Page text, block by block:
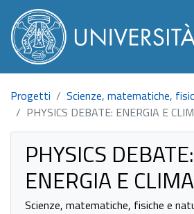
Progetti
Scienze, matematiche,
PHYSICS DEBATE: ENERGIA E
PHYSICS DEBATE:
ENERGIA E CLIMA
Scienze, matematiche, fisiche e